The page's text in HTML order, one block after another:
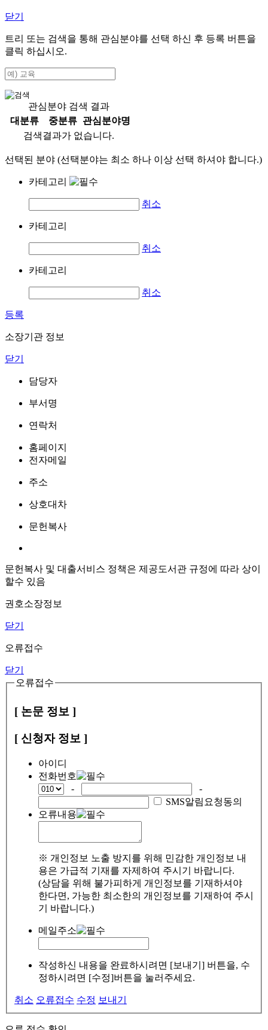
닫기
트리 또는 검색을 통해 관심분야를 선택 하신 후 등록 버튼을
클릭 하십시오.
관심분야 검색 결과
대분류
중분류
관심분야명
검색결과가 없습니다.
선택된 분야 (선택분야는 최소 하나 이상 선택 하셔야 합니다.)
카테고리
취소
카테고리
취소
카테고리
취소
등록
소장기관 정보
닫기
담당자
부서명
연락처
홈페이지
전자메일
주소
상호대차
문헌복사
문헌복사 및 대출서비스 정책은 제공도서관 규정에 따라 상이
할수 있음
권호소장정보
닫기
오류접수
닫기
오류접수
[ 논문 정보 ]
[ 신청자 정보 ]
아이디
전화번호
-
-
SMS알림요청동의
오류내용
※ 개인정보 노출 방지를 위해 민감한 개인정보 내
용은 가급적 기재를 자제하여 주시기 바랍니다.
(상담을 위해 불가피하게 개인정보를 기재하셔야
한다면, 가능한 최소한의 개인정보를 기재하여 주시
기 바랍니다.)
메일주소
작성하신 내용을 완료하시려면 [보내기] 버튼을, 수
정하시려면 [수정]버튼을 눌러주세요.
취소 오류접수 수정 보내기